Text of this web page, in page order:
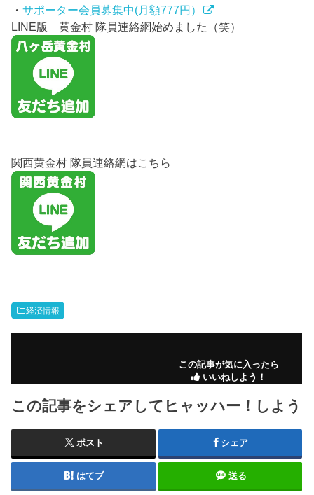
・サポーター会員募集中(月額777円）
LINE版 黄金村 隊員連絡網始めました（笑）
関西黄金村 隊員連絡網はこちら
経済情報
この記事が気に入ったら
いいねしよう！
この記事をシェアしてヒャッハー！しよう
ポスト シェア
はてブ 送る